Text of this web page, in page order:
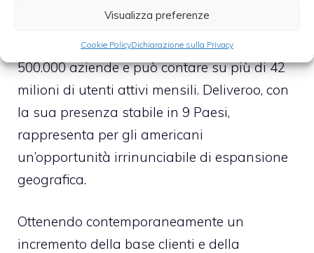
Visualizza preferenze
Cookie PolicyDichiarazione sulla Privacy
Tecnicamente parlando, infatti, DoorDash è
presente in più di 30 Paesi, è partner di oltre
500.000 aziende e può contare su più di 42
milioni di utenti attivi mensili. Deliveroo, con
la sua presenza stabile in 9 Paesi,
rappresenta per gli americani
un’opportunità irrinunciabile di espansione
geografica.
Ottenendo contemporaneamente un
incremento della base clienti e della